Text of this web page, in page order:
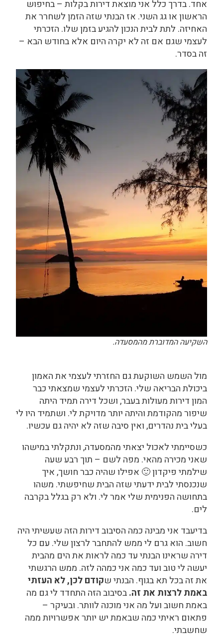
אחד. בדרך כלל אני מוצאת דירות בקלות – בחיפוש
הראשון או גג השני. אז הבנתי שזה הזמן לשחרר את
האחיזה. לתת לבית הנכון להגיע בזמן שלו. הזכרתי
לעצמי שגם אם זה לא יקרה היום אלא בחודש הבא –
זה בסדר.
השקיעה המדוברת מהמסעדה.
מול השמש השוקעת גם החזרתי לעצמי את האמון
ביכולת הבריאה שלי. הזכרתי לעצמי שמצאתי כבר
המון דירות מעולות בעבר, ושכל דירה תמיד היתה
שיפור מהקודמת והיתה יותר מדויקת לי. ושתמיד היו לי
בעלי בית נהדרים, ואין סיבה שזה לא יהיה גם עכשיו.
כשסיימתי לאכול יצאתי מהמסעדה, ונתקלתי במישהו
שאני מכירה מהאי. מפה לשם – תוך רבע שעה
שילמתי פיקדון 🙂 אפילו שהיה כבר חושך, איך
שנכנסתי לבית ידעתי שזה הבית שחיפשתי. משהו
בתחושה הפנימית שלי אמר לי. ולא רק בגלל בקרבה
לים.
בדיעבד אני מבינה כמה הסיבוב דירות הזה שעשיתי היה
חשוב. הוא גרם לי ממש להתחבר לרצון שלי. עם כל
דירה שראינו הבנתי עד כמה לראות את הים מהבית
יעשה לי טוב ועד כמה אני כמהה לזה. ממש הרגשתי
את זה בכל תא בגוף. הבנתי שקודם לכן, לא העזתי
באמת לרצות את זה.בסיבוב הזה התחדד לי גם מה
באמת חשוב ועל מה אני מוכנה לוותר. ובעיקר –
פתאום ראיתי כמה שבאמת יש יותר אפשרויות ממה
שחשבתי.